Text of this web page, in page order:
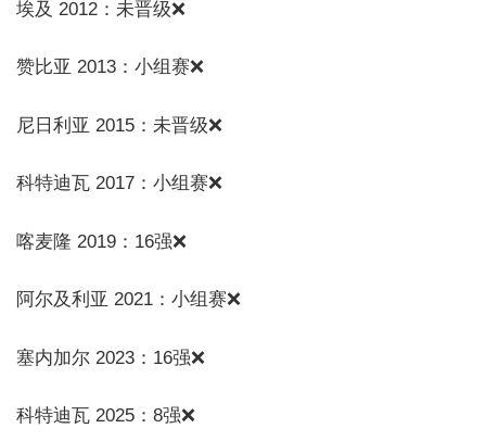
埃及 2012：未晋级❌
赞比亚 2013：小组赛❌
尼日利亚 2015：未晋级❌
科特迪瓦 2017：小组赛❌
喀麦隆 2019：16强❌
阿尔及利亚 2021：小组赛❌
塞内加尔 2023：16强❌
科特迪瓦 2025：8强❌